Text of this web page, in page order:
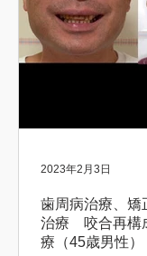
歯周病治療、矯
治療 咬合再構
療（45歳男性）
2023年2月3日